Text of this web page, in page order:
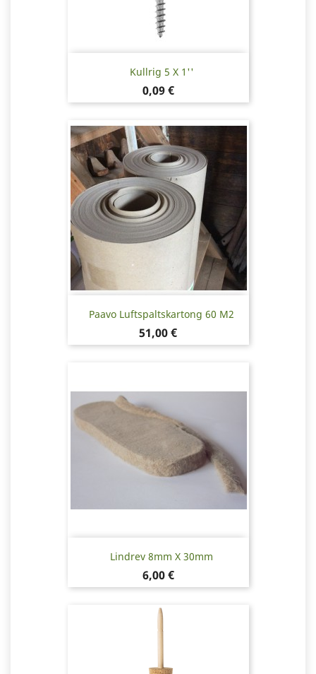
Kullrig 5 X 1''
Pris
0,09 €
Paavo Luftspaltskartong 60 M2
Pris
51,00 €
Lindrev 8mm X 30mm
Pris
6,00 €